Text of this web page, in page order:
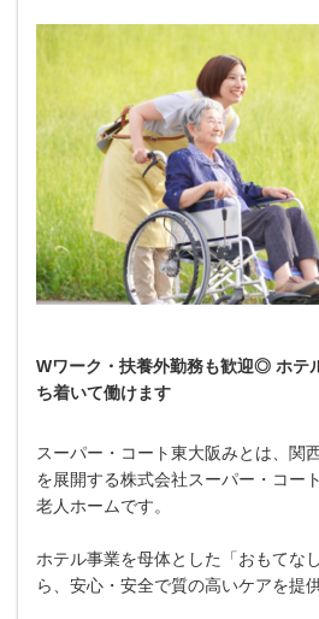
Wワーク・扶養外勤務も歓迎◎ ホテ
ち着いて働けます
スーパー・コート東大阪みとは、関
を展開する株式会社スーパー・コー
老人ホームです。
ホテル事業を母体とした「おもてな
ら、安心・安全で質の高いケアを提